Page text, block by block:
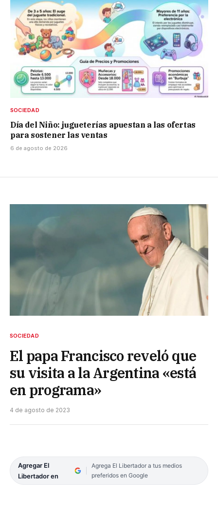
SOCIEDAD
Día del Niño: jugueterías apuestan a las ofertas
para sostener las ventas
6 de agosto de 2026
SOCIEDAD
El papa Francisco reveló que
su visita a la Argentina «está
en programa»
4 de agosto de 2023
Agregar El
Libertador en
Agrega El Libertador a tus medios
preferidos en Google